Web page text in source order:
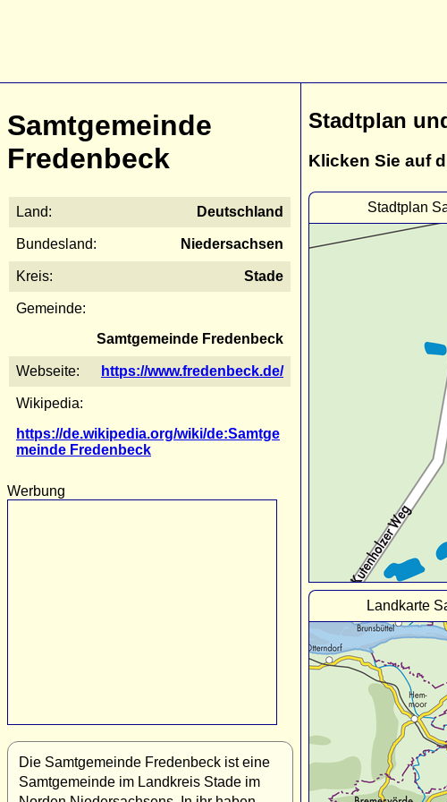
Samtgemeinde
Fredenbeck
Land: Deutschland
Bundesland: Niedersachsen
Kreis: Stade
Gemeinde:
Samtgemeinde Fredenbeck
Webseite: https://www.fredenbeck.de/
Wikipedia:
https://de.wikipedia.org/wiki/de:Samtge
meinde Fredenbeck
Werbung
Die Samtgemeinde Fredenbeck ist eine
Samtgemeinde im Landkreis Stade im
Stadtplan
Klicken Sie auf
Stadtplan
Landkarte